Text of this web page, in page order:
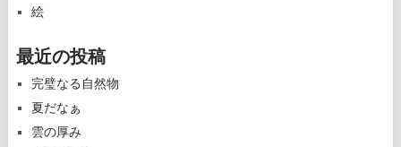
絵
最近の投稿
完璧なる自然物
夏だなぁ
雲の厚み